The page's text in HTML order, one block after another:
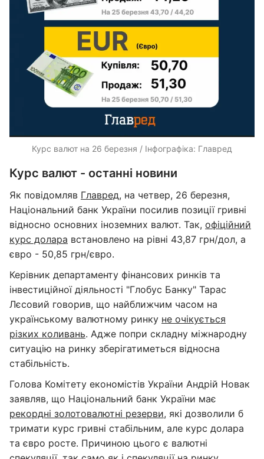
Курс валют на 26 березня / Інфографіка: Главред
Курс валют - останні новини
Як повідомляв Главред, на четвер, 26 березня,
Національний банк України посилив позиції гривні
відносно основних іноземних валют. Так, офіційний
курс долара встановлено на рівні 43,87 грн/дол, а
євро - 50,85 грн/євро.
Керівник департаменту фінансових ринків та
інвестиційної діяльності "Глобус Банку" Тарас
Лєсовий говорив, що найближчим часом на
українському валютному ринку не очікується
різких коливань. Адже попри складну міжнародну
ситуацію на ринку зберігатиметься відносна
стабільність.
Голова Комітету економістів України Андрій Новак
заявляв, що Національний банк України має
рекордні золотовалютні резерви, які дозволили б
тримати курс гривні стабільним, але курс долара
та євро росте. Причиною цього є валютні